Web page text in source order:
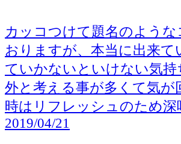
カッコつけて題名のよう
おりますが、本当に出来
ていかないといけない気
外と考える事が多くて気
時はリフレッシュのため
2019/04/21